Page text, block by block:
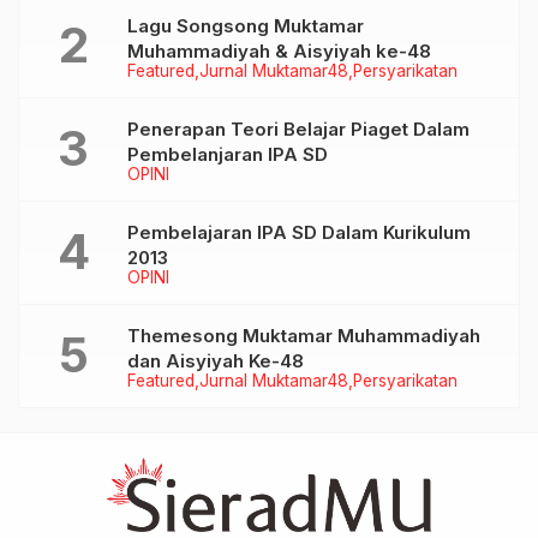
Featured Jurnal Muktamar48 Persyarikatan
Lagu Songsong Muktamar
Muhammadiyah & Aisyiyah ke-48
OPINI
Penerapan Teori Belajar Piaget Dalam
Pembelanjaran IPA SD
OPINI
Pembelajaran IPA SD Dalam Kurikulum
2013
Featured Jurnal Muktamar48 Persyarikatan
Themesong Muktamar Muhammadiyah
dan Aisyiyah Ke-48